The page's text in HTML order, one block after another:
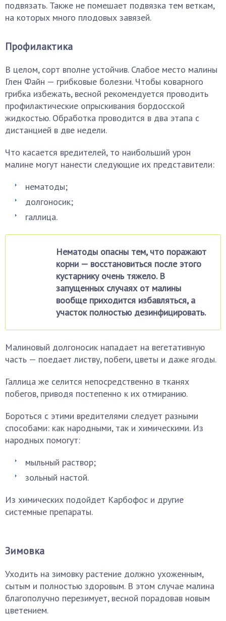
подвязать. Также не помешает подвязка тем веткам,
на которых много плодовых завязей.
Профилактика
В целом, сорт вполне устойчив. Слабое место малины
Глен Файн — грибковые болезни. Чтобы коварного
грибка избежать, весной рекомендуется проводить
профилактические опрыскивания бордосской
жидкостью. Обработка проводится в два этапа с
дистанцией в две недели.
Что касается вредителей, то наибольший урон
малине могут нанести следующие их представители:
нематоды;
долгоносик;
галлица.
Нематоды опасны тем, что поражают
корни — восстановиться после этого
кустарнику очень тяжело. В
запущенных случаях от малины
вообще приходится избавляться, а
участок полностью дезинфицировать.
Малиновый долгоносик нападает на вегетативную
часть — поедает листву, побеги, цветы и даже ягоды.
Галлица же селится непосредственно в тканях
побегов, приводя постепенно к их отмиранию.
Бороться с этими вредителями следует разными
способами: как народными, так и химическими. Из
народных помогут:
мыльный раствор;
зольный настой.
Из химических подойдет Карбофос и другие
системные препараты.
Зимовка
Уходить на зимовку растение должно ухоженным,
сытым и полностью здоровым. В этом случае малина
благополучно перезимует, весной порадовав новым
цветением.